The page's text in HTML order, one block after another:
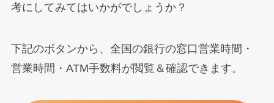
考にしてみてはいかがでしょうか？
下記のボタンから、全国の銀行の窓口営業時間・
営業時間・ATM手数料が閲覧＆確認できます。